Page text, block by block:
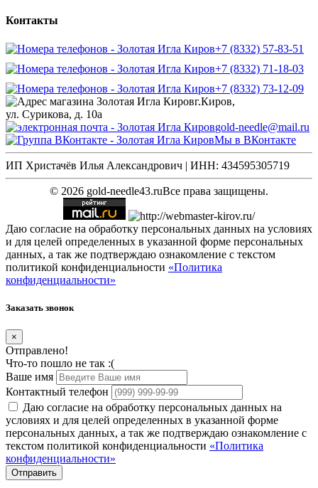
Контакты
+7 (8332) 57-83-51
+7 (8332) 71-18-03
+7 (8332) 73-12-09
г.Киров,
ул. Сурикова, д. 10а
gold-needle@mail.ru
Мы в ВКонтакте
ИП Христачёв Илья Александрович | ИНН: 434595305719
© 2026 gold-needle43.ruВсе права защищены.
Даю согласие на обработку персональных данных на условиях
и для целей определенных в указанной форме персональных
данных, а так же подтверждаю ознакомление с текстом
политикой конфиденциальности «Политика
конфиденциальности»
Заказать звонок
×
Отправлено!
Что-то пошло не так :(
Ваше имя
Контактный телефон
Даю согласие на обработку персональных данных на
условиях и для целей определенных в указанной форме
персональных данных, а так же подтверждаю ознакомление с
текстом политикой конфиденциальности «Политика
конфиденциальности»
Отправить